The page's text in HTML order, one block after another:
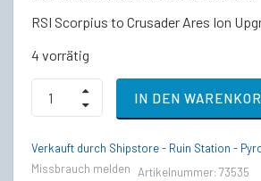
RSI Scorpius to Crusader Ares Ion
4 vorrätig
RSI
Scorpius
to
Ares
Ion
IN DEN
Verkauft durch Shipstore - Ruin Station -
Missbrauch melden
Artikelnummer: 73535